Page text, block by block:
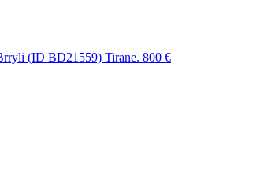
(ID BD21559) Tirane. 800 €